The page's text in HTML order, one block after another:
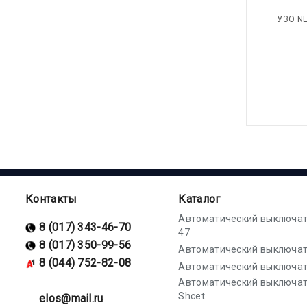
УЗО
Контакты
8 (017) 343-46-70
8 (017) 350-99-56
8 (044) 752-82-08
elos@mail.ru
Каталог
Автоматический
47
Автоматический
Автоматический
Автоматический
Shcet